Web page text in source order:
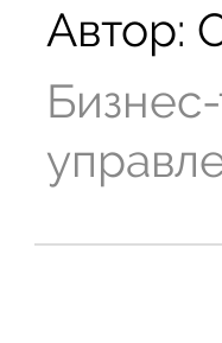
Автор: